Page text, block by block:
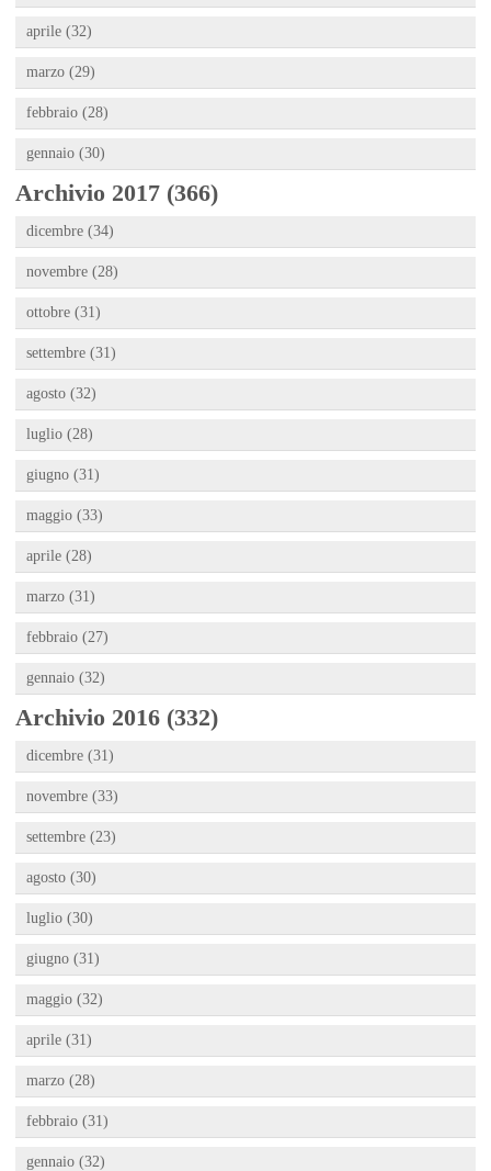
aprile (32)
marzo (29)
febbraio (28)
gennaio (30)
Archivio 2017 (366)
dicembre (34)
novembre (28)
ottobre (31)
settembre (31)
agosto (32)
luglio (28)
giugno (31)
maggio (33)
aprile (28)
marzo (31)
febbraio (27)
gennaio (32)
Archivio 2016 (332)
dicembre (31)
novembre (33)
settembre (23)
agosto (30)
luglio (30)
giugno (31)
maggio (32)
aprile (31)
marzo (28)
febbraio (31)
gennaio (32)